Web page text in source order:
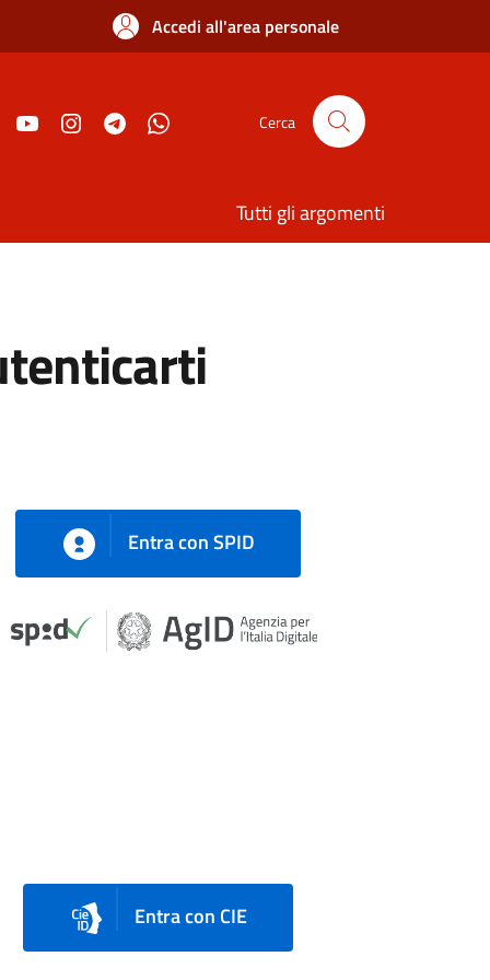
Accedi all'area personale
Cerca
Tutti gli argomenti
Entra con SPID
Entra con CIE